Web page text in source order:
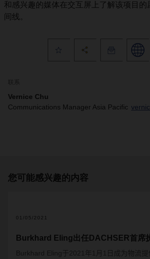
和感兴趣的媒体在交互屏上了解该项目的
间线。
Vernice Chu
Communications Manager Asia Pacific
您可能感兴趣的内容
01/05/2021
Burkhard Eling出任DACHSER首席
Burkhard Eling 于 2021 年 月 日成为物流提